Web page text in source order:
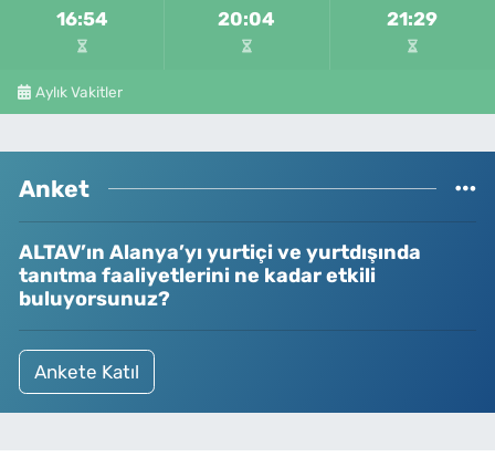
16:54 20:04 21:29
Aylık Vakitler
Anket
ALTAV’ın Alanya’yı yurtiçi ve yurtdışında
tanıtma faaliyetlerini ne kadar etkili
buluyorsunuz?
Ankete Katıl